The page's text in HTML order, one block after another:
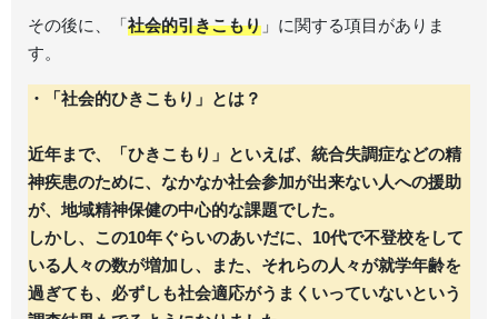
その後に、「社会的引きこもり 」に関する項目がありま
す。
・「社会的ひきこもり」とは？
近年まで、「ひきこもり」といえば、統合失調症などの精
神疾患のために、なかなか社会参加が出来ない人への援助
が、地域精神保健の中心的な課題でした。
しかし、この10年ぐらいのあいだに、10代で不登校をして
いる人々の数が増加し、また、それらの人々が就学年齢を
過ぎても、必ずしも社会適応がうまくいっていないという